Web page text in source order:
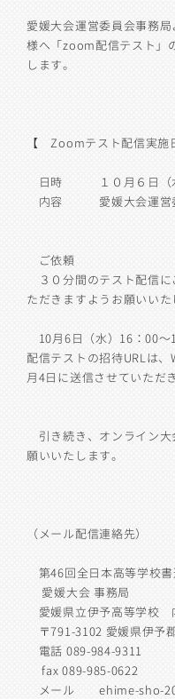
愛媛大会運営委員会事務
様へ「zoom配信テスト」
します。
【 Zoomテスト配信実施
日時 １０月６日（水
内容 愛媛大会運営委
ご依頼
３０分間のテスト配信に
ただきますようお願いいた
10月6日（水）16：00～
配信テストの招待URLは
月4日に送信させていただ
引き続き、オンライン大
願いいたします。
（メール配信連絡先）
第46回全日本高等学校
愛媛大会 事務局
愛媛県立伊予高等学校
〒791-3102 愛媛県伊予
電話 089-984-9311
fax 089-985-0622
メール ehime-sho-